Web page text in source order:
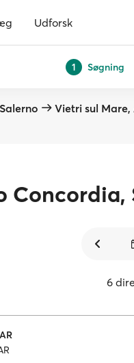
Udforsk
1 Søgning
Vietri sul
Concordia,
6